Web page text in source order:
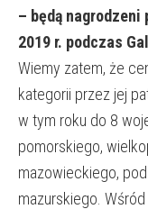
– będą nagrodzeni
2019 r. podczas
Wiemy zatem, że
kategorii przez jej
w tym roku do 8
pomorskiego,
mazowieckiego,
mazurskiego.